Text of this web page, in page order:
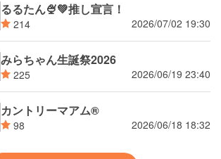
るるたん🍨‪💚推し宣言！
214 2026/07/02 19:30
みらちゃん生誕祭2026
225 2026/06/19 23:40
カントリーマアム®
98 2026/06/18 18:32